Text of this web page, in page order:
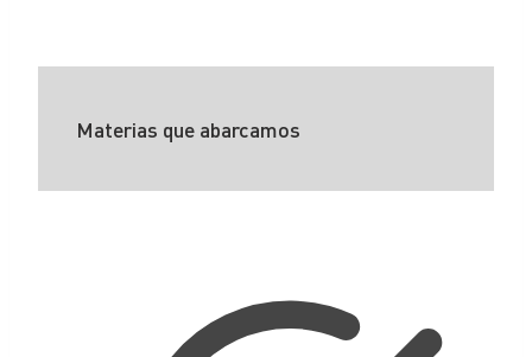
Materias que abarcamos